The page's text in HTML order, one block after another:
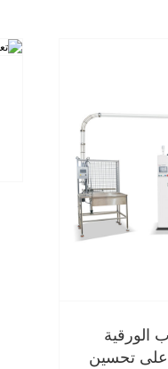
الورقية
على تحسين